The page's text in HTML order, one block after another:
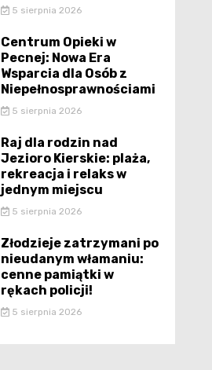
5 sierpnia 2026
Centrum Opieki w
Pecnej: Nowa Era
Wsparcia dla Osób z
Niepełnosprawnościami
5 sierpnia 2026
Raj dla rodzin nad
Jezioro Kierskie: plaża,
rekreacja i relaks w
jednym miejscu
5 sierpnia 2026
Złodzieje zatrzymani po
nieudanym włamaniu:
cenne pamiątki w
rękach policji!
5 sierpnia 2026